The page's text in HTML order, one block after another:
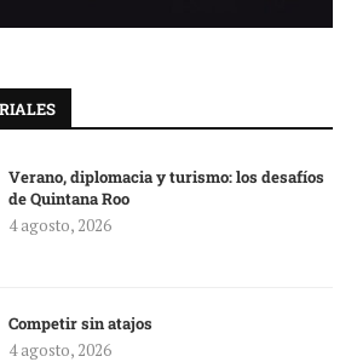
Verano, diplomacia y turismo: los desafíos
de Quintana Roo
4 agosto, 2026
Competir sin atajos
4 agosto, 2026